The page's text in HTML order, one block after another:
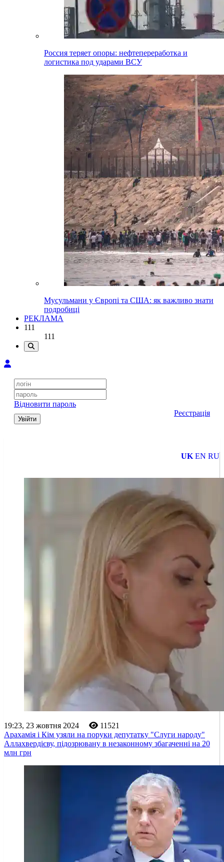
Россия теряет опоры: нефтепереработка и
логистика под ударами ВСУ
Мусульмани у Європі та США: як важливо знати
подробиці
РЕКЛАМА
111
111
Відновити пароль
Увійти
Реєстрація
UK EN RU
19:23, 23 жовтня 2024
11521
Арахамія і Кім узяли на поруки депутатку "Слуги народу"
Аллахвердієву, підозрювану в незаконному збагаченні на 20
млн грн